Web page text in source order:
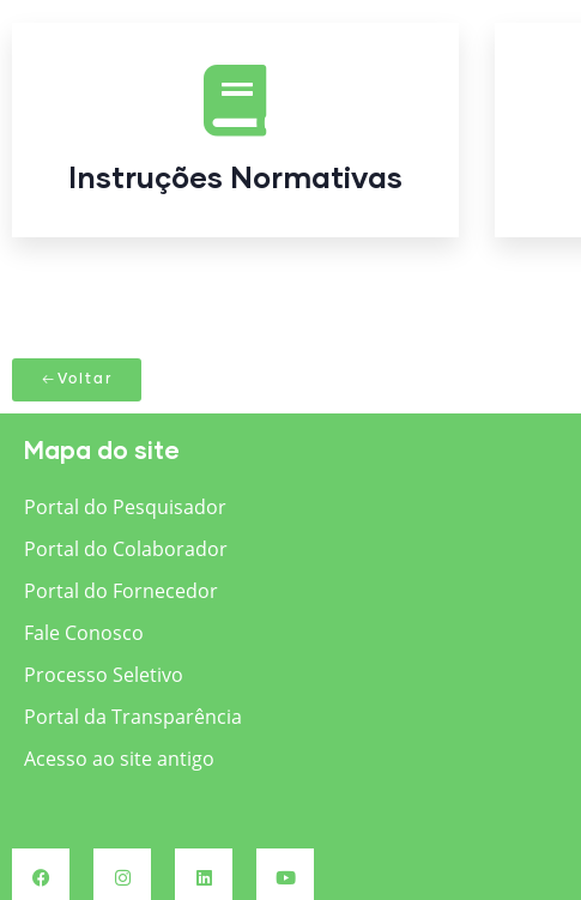
Instruções Normativas
Voltar
Mapa do site
Portal do Pesquisador
Portal do Colaborador
Portal do Fornecedor
Fale Conosco
Processo Seletivo
Portal da Transparência
Acesso ao site antigo